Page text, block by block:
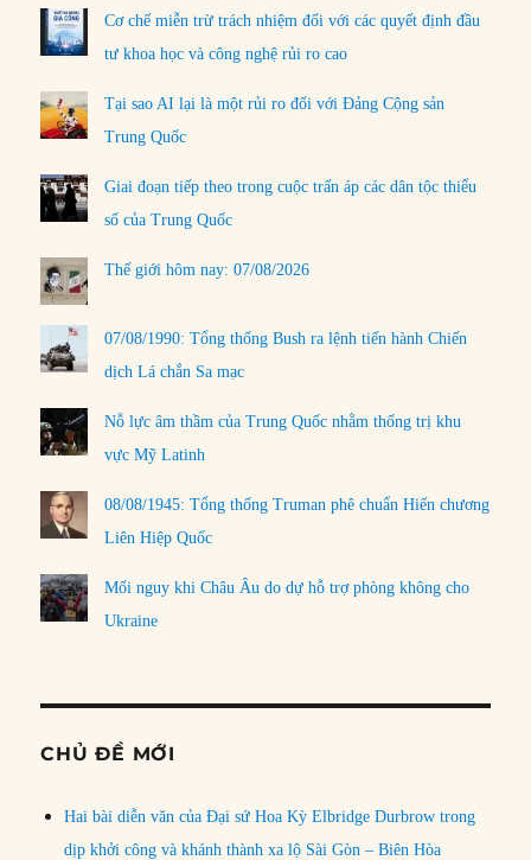
Cơ chế miễn trừ trách nhiệm đối với các quyết định đầu
tư khoa học và công nghệ rủi ro cao
Tại sao AI lại là một rủi ro đối với Đảng Cộng sản
Trung Quốc
Giai đoạn tiếp theo trong cuộc trấn áp các dân tộc thiểu
số của Trung Quốc
Thế giới hôm nay: 07/08/2026
07/08/1990: Tổng thống Bush ra lệnh tiến hành Chiến
dịch Lá chắn Sa mạc
Nỗ lực âm thầm của Trung Quốc nhằm thống trị khu
vực Mỹ Latinh
08/08/1945: Tổng thống Truman phê chuẩn Hiến chương
Liên Hiệp Quốc
Mối nguy khi Châu Âu do dự hỗ trợ phòng không cho
Ukraine
CHỦ ĐỀ MỚI
Hai bài diễn văn của Đại sứ Hoa Kỳ Elbridge Durbrow trong
dịp khởi công và khánh thành xa lộ Sài Gòn – Biên Hòa